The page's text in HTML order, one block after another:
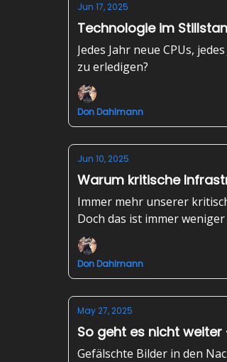
Jun 17, 2025
Technologie im
Jedes Jahr neue CPUs,
zu erledigen?
Don Dahlmann
Jun 10, 2025
Warum kritische
Immer mehr unserer
Doch das ist immer weniger
Don Dahlmann
May 27, 2025
So geht es nicht
Gefälschte Bilder in den